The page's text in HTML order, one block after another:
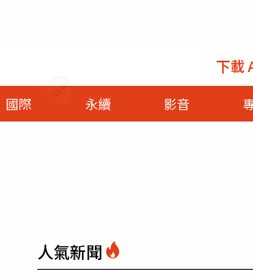
下載
國際 永續 影音
人氣新聞